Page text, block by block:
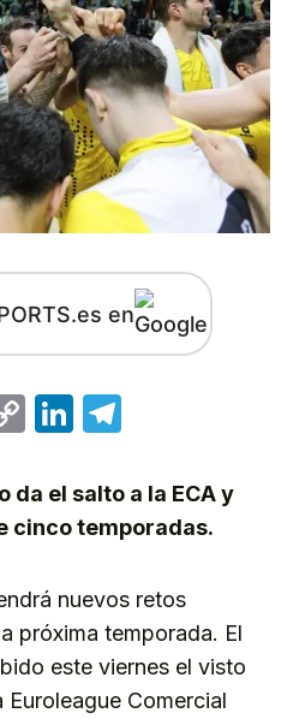
en
CopyLinkedIn
da el salto a la ECA y
cinco temporadas.
nuevos retos
próxima temporada. El
este viernes el visto
Comercial